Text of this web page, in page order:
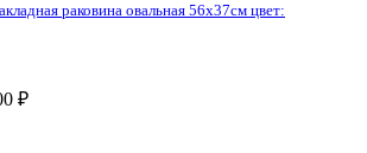
раковина овальная 56х37см цвет:
₽